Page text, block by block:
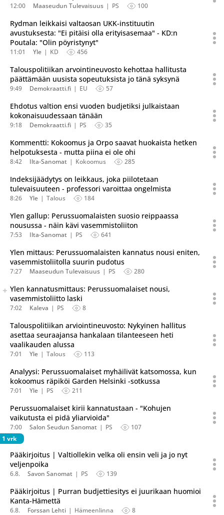
12:00 Maaseudun Tulevaisuus PS 100
Rydman leikkaisi valtaosan UKK-instituutin
avustuksesta: "Ei pitäisi olla erityisasemaa" - KD:n
Poutala: "Olin pöyristynyt"
11:01 Yle KD 456
Talouspolitiikan arvointineuvosto kehottaa hallitusta
päättämään uusista sopeutuksista jo tänä syksynä
9:49 Demokraatti.fi EU 57
Ehdotus valtion ensi vuoden budjetiksi julkaistaan
kokonaisuudessaan tänään
9:18 Demokraatti.fi PS 35
Kommentti: Kokoomus ja Orpo saavat huokaista hetken
helpotuksesta - mutta piina ei ole ohi
8:42 Ilta-Sanomat Kokoomus 285
Indeksijäädytys on leikkaus, joka piilotetaan
tulevaisuuteen - professori varoittaa ongelmista
8:26 Yle Talous 184
Ylen gallup: Perussuomalaisten suosio reippaassa
nousussa - näin kävi vasemmistoliiton
7:53 Ilta-Sanomat PS 641
Ylen mittaus: Perussuomalaisten kannatus nousi eniten,
vasemmistoliitolla suurin pudotus
7:27 Maaseudun Tulevaisuus PS 280
Seuraava uutinen on julkaistu useassa eri lähteessä.
Listaa uutisen kaikki versiot
Ylen kannatusmittaus: Perussuomalaiset nousi,
vasemmistoliitto laski
7:02 Kaleva PS 8
Talouspolitiikan arviointineuvosto: Nykyinen hallitus
asettaa seuraajansa hankalaan tilanteeseen heti
vaalikauden alussa
7:01 Yle Talous 113
Analyysi: Perussuomalaiset myhäilivät katsomossa, kun
kokoomus räpiköi Garden Helsinki -sotkussa
7:01 Yle PS 211
Perussuomalaiset kirii kannatustaan - "Kohujen
vaikutusta ei pidä yliarvioida"
7:00 Salon Seudun Sanomat PS
107
1 vrk
Pääkirjoitus | Valtiollekin velka oli ensin veli ja jo nyt
veljenpoika
6.8. Savon Sanomat PS 139
Pääkirjoitus | Purran budjettiesitys ei juurikaan huomioi
Kanta-Hämettä
6.8. Forssan Lehti Hämeenlinna 8